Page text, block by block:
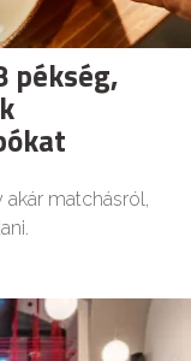
pékség,
akár matchásról,